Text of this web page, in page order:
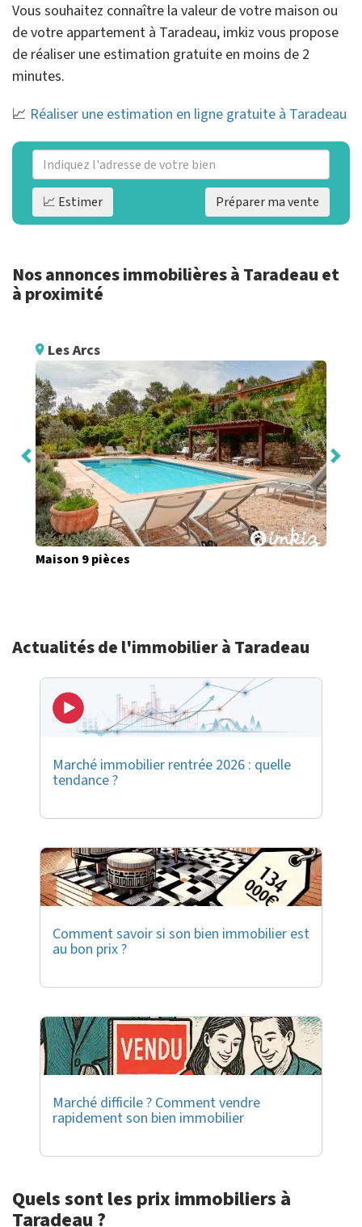
Vous souhaitez connaître la valeur de votre maison ou
de votre appartement à Taradeau, imkiz vous propose
de réaliser une estimation gratuite en moins de 2
minutes.
📈 Réaliser une estimation en ligne gratuite à Taradeau
📈 Estimer Préparer ma vente
Nos annonces immobilières à Taradeau et
à proximité
Les Arcs
Maison 9 pièces
Actualités de l'immobilier à Taradeau
Marché immobilier rentrée 2026 : quelle
tendance ?
Comment savoir si son bien immobilier est
au bon prix ?
Marché difficile ? Comment vendre
rapidement son bien immobilier
Quels sont les prix immobiliers à
Taradeau ?